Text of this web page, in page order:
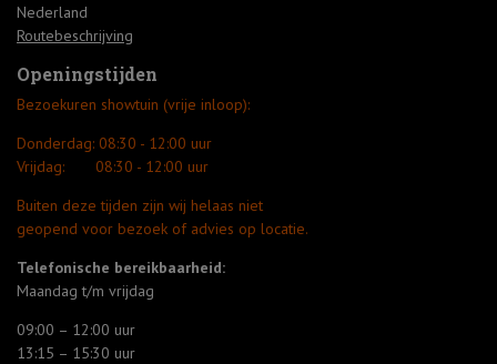
Nederland
Routebeschrijving
Openingstijden
Bezoekuren showtuin (vrije inloop):
Donderdag: 08:30 - 12:00 uur
Vrijdag: 08:30 - 12:00 uur
Buiten deze tijden zijn wij helaas niet
geopend voor bezoek of advies op locatie.
Telefonische bereikbaarheid:
Maandag t/m vrijdag
09:00 – 12:00 uur
13:15 – 15:30 uur